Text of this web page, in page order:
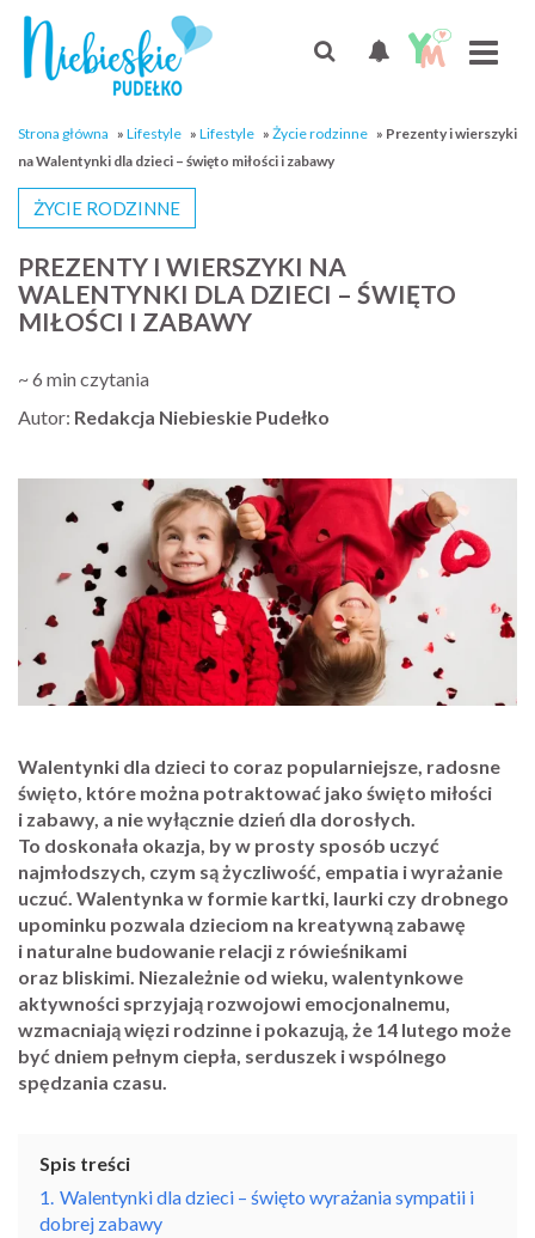
Strona główna » Lifestyle » Lifestyle » Życie rodzinne » Prezenty i wierszyki
na Walentynki dla dzieci – święto miłości i zabawy
PREZENTY I WIERSZYKI NA
WALENTYNKI DLA DZIECI – ŚWIĘTO
MIŁOŚCI I ZABAWY
ŻYCIE RODZINNE
~ 6 min czytania
Autor: Redakcja Niebieskie Pudełko
Walentynki dla dzieci to coraz popularniejsze, radosne
święto, które można potraktować jako święto miłości
i zabawy, a nie wyłącznie dzień dla dorosłych.
To doskonała okazja, by w prosty sposób uczyć
najmłodszych, czym są życzliwość, empatia i wyrażanie
uczuć. Walentynka w formie kartki, laurki czy drobnego
upominku pozwala dzieciom na kreatywną zabawę
i naturalne budowanie relacji z rówieśnikami
oraz bliskimi. Niezależnie od wieku, walentynkowe
aktywności sprzyjają rozwojowi emocjonalnemu,
wzmacniają więzi rodzinne i pokazują, że 14 lutego może
być dniem pełnym ciepła, serduszek i wspólnego
spędzania czasu.
Spis treści
1. Walentynki dla dzieci – święto wyrażania sympatii i
dobrej zabawy